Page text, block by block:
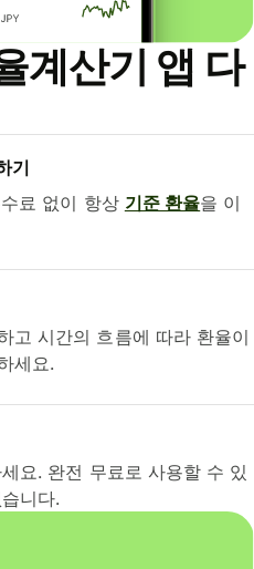
계산기 앱 다
기
료 없이 항상 기준 환율을 이
고 시간의 흐름에 따라 환율이
세요.
요. 완전 무료로 사용할 수 있
니다.